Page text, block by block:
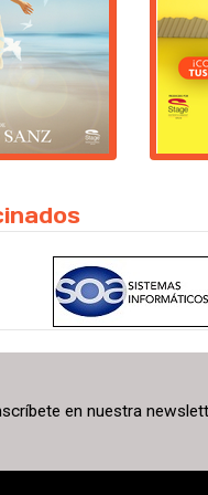
en nuestra